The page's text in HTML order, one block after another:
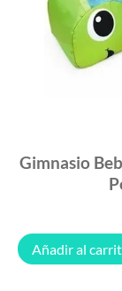
Gimnasio
Añadir al